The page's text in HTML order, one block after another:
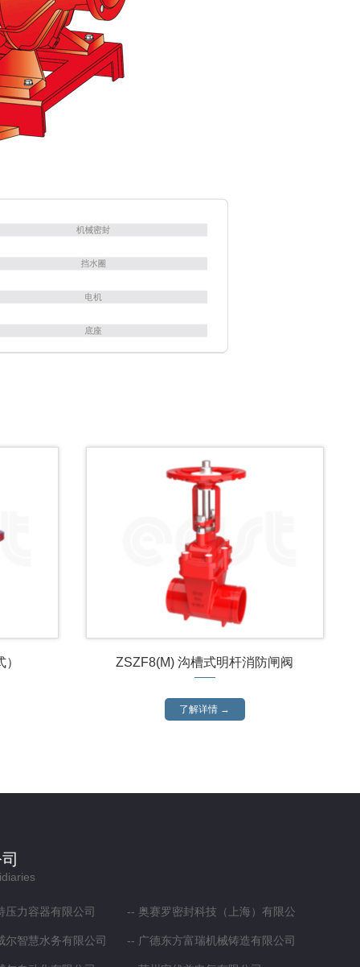
ZSZF8(M) 沟槽式明杆消防闸阀
了解详情 →
压力容器有限公司 奥赛罗密封科技（上海）有限公
司
尔智慧水务有限公司 广德东方富瑞机械铸造有限公司